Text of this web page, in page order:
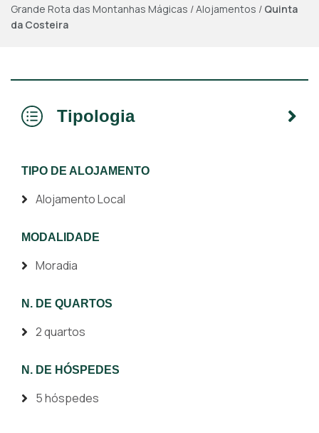
Grande Rota das Montanhas Mágicas /Alojamentos / Quinta
da Costeira
Tipologia
TIPO DE ALOJAMENTO
Alojamento Local
MODALIDADE
Moradia
N. DE QUARTOS
2 quartos
N. DE HÓSPEDES
5 hóspedes